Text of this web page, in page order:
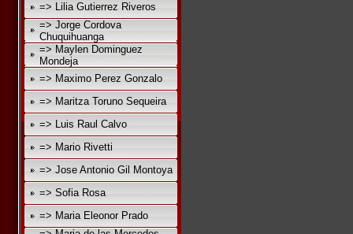
=> Lilia Gutierrez Riveros
=> Jorge Cordova
Chuquihuanga
=> Maylen Dominguez
Mondeja
=> Maximo Perez Gonzalo
=> Maritza Toruno Sequeira
=> Luis Raul Calvo
=> Mario Rivetti
=> Jose Antonio Gil Montoya
=> Sofia Rosa
=> Maria Eleonor Prado